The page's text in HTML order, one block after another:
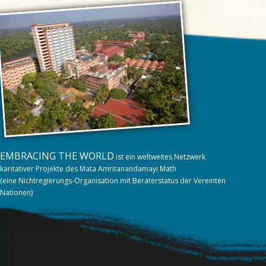
EMBRACING THE WORLD ist ein weltweites Netzwerk
karitativer Projekte des Mata Amritanandamayi Math
(eine Nichtregierungs-Organisation mit Beraterstatus der Vereinten
Nationen)